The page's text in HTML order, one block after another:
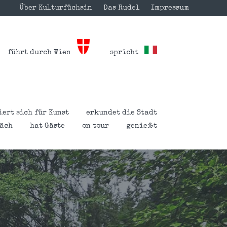
Über Kulturfüchsin Das Rudel Impressum
führt durch Wien spricht
sich für Kunst
erkundet die Stadt
hat Gäste on tour genießt